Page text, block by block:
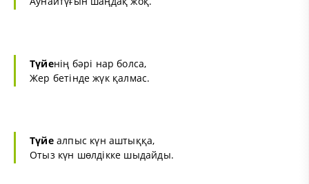
Түйенің бәрі нар болса,
Жер бетінде жүк қалмас.
Түйеалпыс күн аштыққа,
Отыз күн шөлдікке шыдайды.